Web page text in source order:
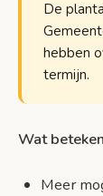
De
hebben
termijn.
Wat
Meer